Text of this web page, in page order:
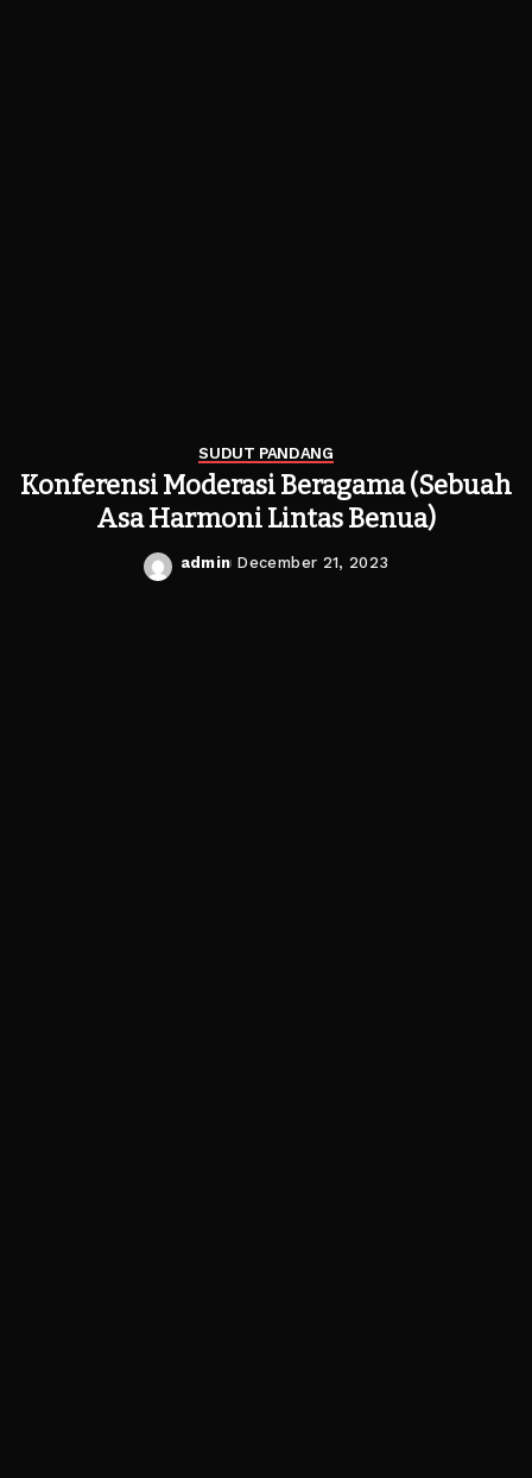
SUDUT PANDANG
Konferensi Moderasi Beragama (Sebuah
Asa Harmoni Lintas Benua)
Posted
admin December 21, 2023